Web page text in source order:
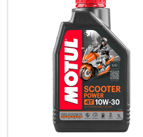
Detailing Auto
Intretinere & cosmetica auto